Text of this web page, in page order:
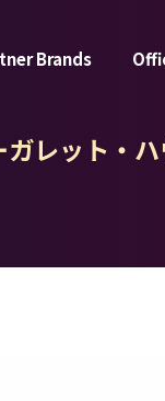
Brands
ガレット・